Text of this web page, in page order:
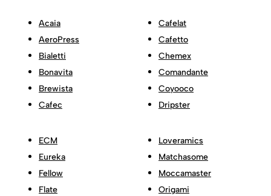
Acaia
AeroPress
Bialetti
Bonavita
Brewista
Cafec
Cafelat
Cafetto
Chemex
Comandante
Coyooco
Dripster
ECM
Eureka
Fellow
Flate
Loveramics
Matchasome
Moccamaster
Origami